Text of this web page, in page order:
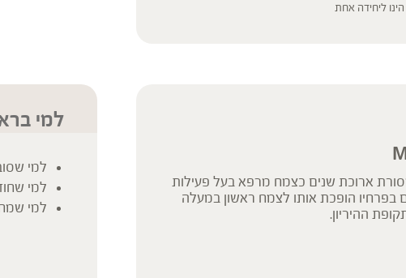
ליחידה אחת
ארוכת שנים כצמח מרפא בעל פעילות
בפרחיו הופכת אותו לצמח ראשון במעלה
ההיריון.
למי
למי
למי
למי